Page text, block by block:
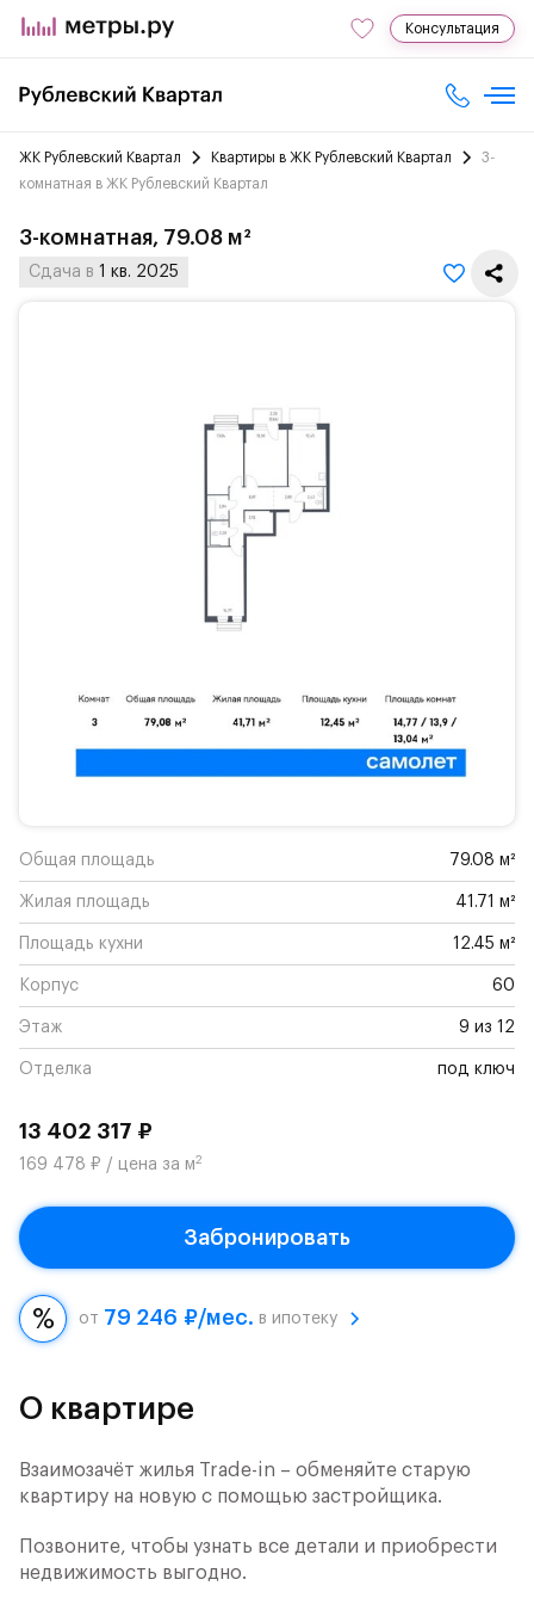
Консультация
ЖК Рублевский Квартал Квартиры в ЖК Рублевский Квартал
3-
комнатная в ЖК Рублевский Квартал
3-комнатная, 79.08 м²
Сдача в 1 кв. 2025
Общая площадь 79.08 м²
Жилая площадь 41.71 м²
Площадь кухни 12.45 м²
Корпус 60
Этаж 9 из 12
Отделка под ключ
13 402 317 ₽
169 478 ₽ / цена за м2
Забронировать
от 79 246 ₽/мес. в ипотеку
О квартире
Взаимозачёт жилья Trade-in – обменяйте старую
квартиру на новую с помощью застройщика.
Позвоните, чтобы узнать все детали и приобрести
недвижимость выгодно.